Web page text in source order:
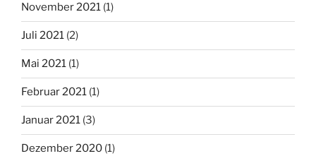
November 2021 (1)
Juli 2021 (2)
Mai 2021 (1)
Februar 2021 (1)
Januar 2021 (3)
Dezember 2020 (1)